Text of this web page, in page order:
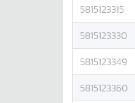
5815123315
5815123330
5815123349
5815123360